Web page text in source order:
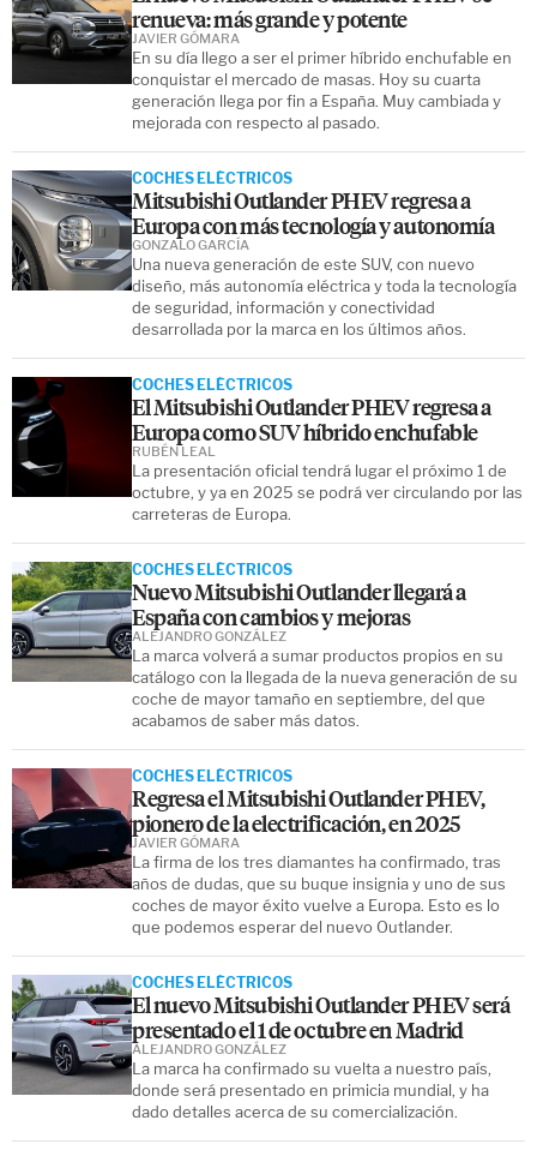
renueva: más grande y potente
En su día llego a ser el primer híbrido enchufable en
conquistar el mercado de masas. Hoy su cuarta
generación llega por fin a España. Muy cambiada y
mejorada con respecto al pasado.
JAVIER GÓMARA
COCHES ELÉCTRICOS
Mitsubishi Outlander PHEV regresa a
Europa con más tecnología y autonomía
Una nueva generación de este SUV, con nuevo
diseño, más autonomía eléctrica y toda la tecnología
de seguridad, información y conectividad
desarrollada por la marca en los últimos años.
GONZALO GARCÍA
COCHES ELÉCTRICOS
El Mitsubishi Outlander PHEV regresa a
Europa como SUV híbrido enchufable
La presentación oficial tendrá lugar el próximo 1 de
octubre, y ya en 2025 se podrá ver circulando por las
carreteras de Europa.
RUBÉN LEAL
COCHES ELÉCTRICOS
Nuevo Mitsubishi Outlander llegará a
España con cambios y mejoras
La marca volverá a sumar productos propios en su
catálogo con la llegada de la nueva generación de su
coche de mayor tamaño en septiembre, del que
acabamos de saber más datos.
ALEJANDRO GONZÁLEZ
COCHES ELÉCTRICOS
Regresa el Mitsubishi Outlander PHEV,
pionero de la electrificación, en 2025
La firma de los tres diamantes ha confirmado, tras
años de dudas, que su buque insignia y uno de sus
coches de mayor éxito vuelve a Europa. Esto es lo
que podemos esperar del nuevo Outlander.
JAVIER GÓMARA
COCHES ELÉCTRICOS
El nuevo Mitsubishi Outlander PHEV será
presentado el 1 de octubre en Madrid
La marca ha confirmado su vuelta a nuestro país,
donde será presentado en primicia mundial, y ha
dado detalles acerca de su comercialización.
ALEJANDRO GONZÁLEZ